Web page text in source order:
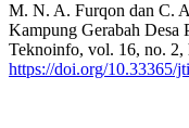
M. N. A. Furqon dan C.
Kampung Gerabah Desa
Teknoinfo, vol. 16, no. 2,
https://doi.org/10.33365/